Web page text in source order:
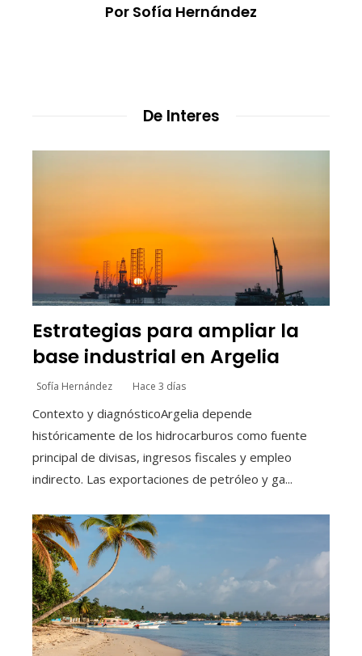
Por Sofía Hernández
De Interes
Estrategias para ampliar la
base industrial en Argelia
Sofía Hernández Hace 3 días
Contexto y diagnósticoArgelia depende
históricamente de los hidrocarburos como fuente
principal de divisas, ingresos fiscales y empleo
indirecto. Las exportaciones de petróleo y ga...